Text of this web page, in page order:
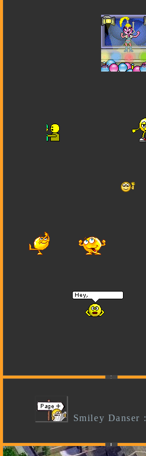
Smiley Danser :